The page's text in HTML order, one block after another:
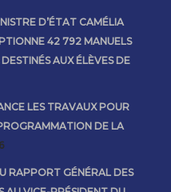
D’ÉTAT CAMÉLIA
42 792 MANUELS
AUX ÉLÈVES DE
LES TRAVAUX POUR
DE LA
RAPPORT GÉNÉRAL DES